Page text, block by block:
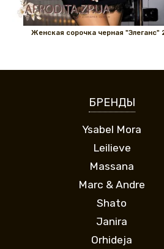
Женская сорочка черная "Элеганс"
БРЕНДЫ
Ysabel Mora
Leilieve
Massana
Marc & Andre
Shato
Janira
Orhideja